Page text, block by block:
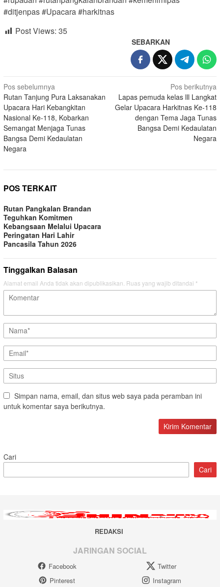
#ditjenpas #Upacara #harkitnas
Post Views: 35
SEBARKAN
Navigasi
pos
Pos sebelumnya
Rutan Tanjung Pura Laksanakan
Upacara Hari Kebangkitan
Nasional Ke-118, Kobarkan
Semangat Menjaga Tunas
Bangsa Demi Kedaulatan
Negara
Pos berikutnya
Lapas pemuda kelas lll Langkat
Gelar Upacara Harkitnas Ke-118
dengan Tema Jaga Tunas
Bangsa Demi Kedaulatan
Negara
POS TERKAIT
Rutan Pangkalan Brandan
Teguhkan Komitmen
Kebangsaan Melalui Upacara
Peringatan Hari Lahir
Pancasila Tahun 2026
Tinggalkan Balasan
Alamat email Anda tidak akan dipublikasikan. Ruas yang wajib ditandai *
Simpan nama, email, dan situs web saya pada peramban ini
untuk komentar saya berikutnya.
Cari
Cari
REDAKSI
JARINGAN SOCIAL
Facebook
Twitter
Pinterest
Instagram